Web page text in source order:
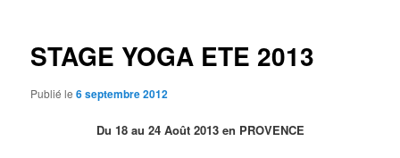
STAGE YOGA ETE 2013
Publié le6 septembre 2012
Du 18 au 24 Août 2013 en PROVENCE